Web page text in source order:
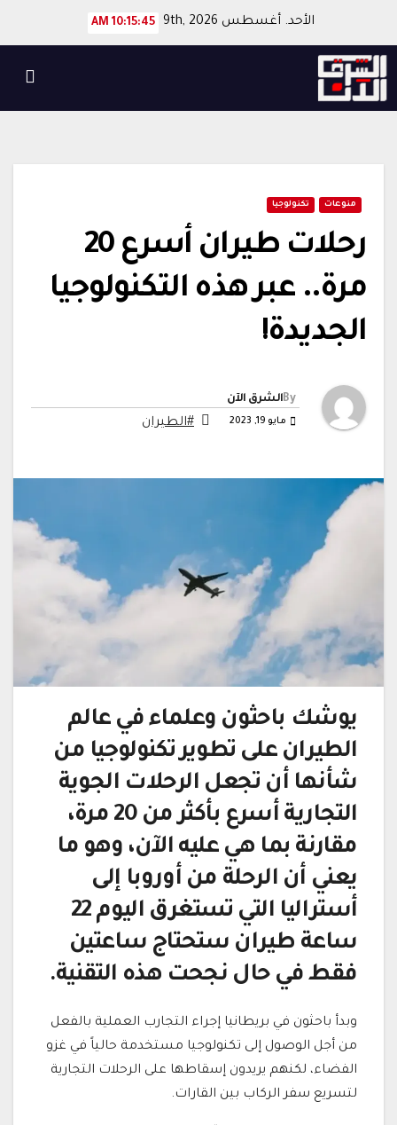
content
الأحد. أغسطس 9th, 2026 10:15:45 AM
منوعات تكنولوجيا
رحلات طيران أسرع 20
مرة.. عبر هذه التكنولوجيا
الجديدة!
Byالشرق الآن
مايو 19, 2023 #الطيران
يوشك باحثون وعلماء في عالم
الطيران على تطوير تكنولوجيا من
شأنها أن تجعل الرحلات الجوية
التجارية أسرع بأكثر من 20 مرة،
مقارنة بما هي عليه الآن، وهو ما
يعني أن الرحلة من أوروبا إلى
أستراليا التي تستغرق اليوم 22
ساعة طيران ستحتاج ساعتين
فقط في حال نجحت هذه التقنية.
وبدأ باحثون في بريطانيا إجراء التجارب العملية بالفعل
من أجل الوصول إلى تكنولوجيا مستخدمة حالياً في غزو
الفضاء، لكنهم يريدون إسقاطها على الرحلات التجارية
لتسريع سفر الركاب بين القارات.